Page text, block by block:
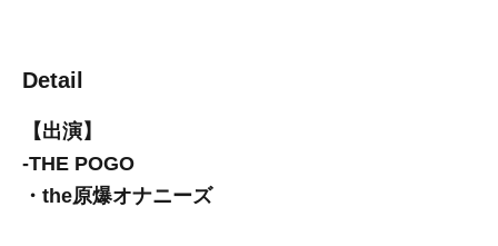
Detail
【出演】
-THE POGO
・the原爆オナニーズ